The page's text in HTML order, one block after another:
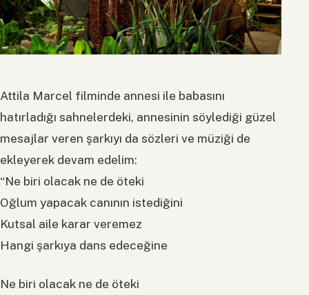
Attila Marcel filminde annesi ile babasını
hatırladığı sahnelerdeki, annesinin söylediği güzel
mesajlar veren şarkıyı da sözleri ve müziği de
ekleyerek devam edelim:
“Ne biri olacak ne de öteki
Oğlum yapacak canının istediğini
Kutsal aile karar veremez
Hangi şarkıya dans edeceğine
Ne biri olacak ne de öteki